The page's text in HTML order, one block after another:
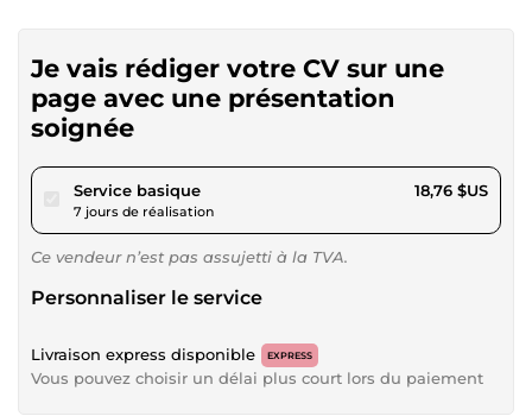
Je vais rédiger votre CV sur une
page avec une présentation
soignée
Service basiquepour 17,29 $US
7 jours de réalisation
18,76 $US
Ce vendeur n’est pas assujetti à la TVA.
Personnaliser le service
Livraison express disponible EXPRESS
Vous pouvez choisir un délai plus court lors du paiement